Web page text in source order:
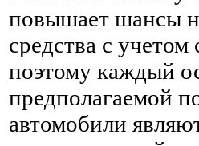
повышает шансы
средства с
поэтому каждый
предполагаемой
автомобили